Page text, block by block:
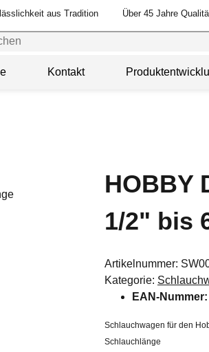
aus Tradition Über 45 Jahre
Kontakt
HOBBY
1/2" bis
Artikelnummer:
Kategorie:
EAN-Nummer:
Schlauchwagen für den
Schlauchlänge